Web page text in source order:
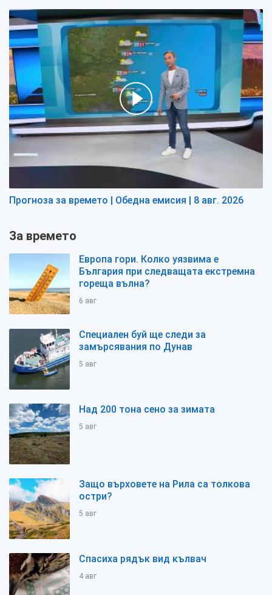
Прогноза за времето | Обедна емисия | 8 авг. 2026
За времето
Европа гори. Колко уязвима е
България при следващата екстремна
гореща вълна?
6 авг
Специален буй ще следи за
замърсявания по Дунав
5 авг
Над 200 тона сено за зимата
5 авг
Защо върховете на Рила са толкова
остри?
5 авг
Спасиха рядък вид кълвач
4 авг